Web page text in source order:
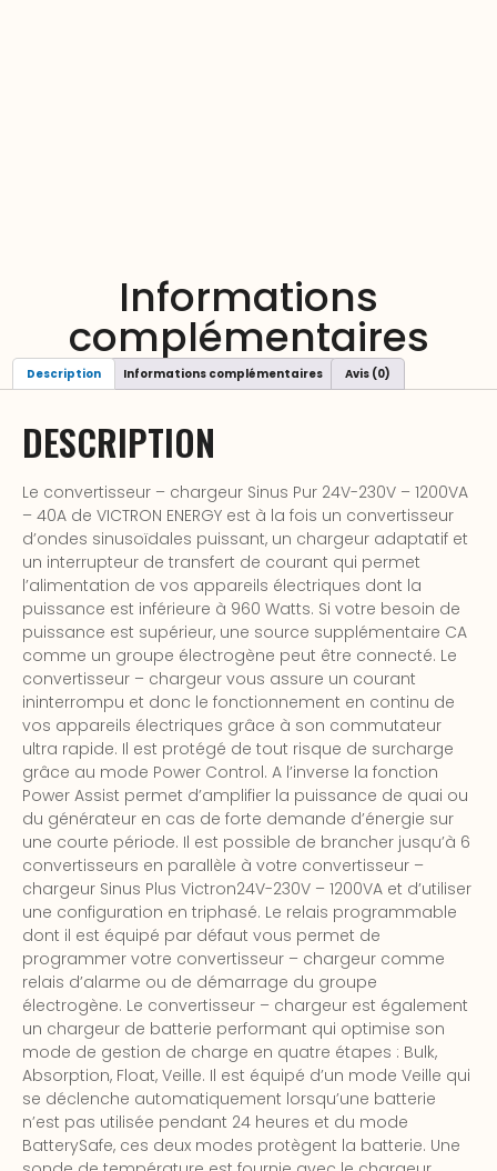
Informations
complémentaires
Description Informations complémentaires Avis (0)
DESCRIPTION
Le convertisseur – chargeur Sinus Pur 24V-230V – 1200VA
– 40A de VICTRON ENERGY est à la fois un convertisseur
d’ondes sinusoïdales puissant, un chargeur adaptatif et
un interrupteur de transfert de courant qui permet
l’alimentation de vos appareils électriques dont la
puissance est inférieure à 960 Watts. Si votre besoin de
puissance est supérieur, une source supplémentaire CA
comme un groupe électrogène peut être connecté. Le
convertisseur – chargeur vous assure un courant
ininterrompu et donc le fonctionnement en continu de
vos appareils électriques grâce à son commutateur
ultra rapide. Il est protégé de tout risque de surcharge
grâce au mode Power Control. A l’inverse la fonction
Power Assist permet d’amplifier la puissance de quai ou
du générateur en cas de forte demande d’énergie sur
une courte période. Il est possible de brancher jusqu’à 6
convertisseurs en parallèle à votre convertisseur –
chargeur Sinus Plus Victron24V-230V – 1200VA et d’utiliser
une configuration en triphasé. Le relais programmable
dont il est équipé par défaut vous permet de
programmer votre convertisseur – chargeur comme
relais d’alarme ou de démarrage du groupe
électrogène. Le convertisseur – chargeur est également
un chargeur de batterie performant qui optimise son
mode de gestion de charge en quatre étapes : Bulk,
Absorption, Float, Veille. Il est équipé d’un mode Veille qui
se déclenche automatiquement lorsqu’une batterie
n’est pas utilisée pendant 24 heures et du mode
BatterySafe, ces deux modes protègent la batterie. Une